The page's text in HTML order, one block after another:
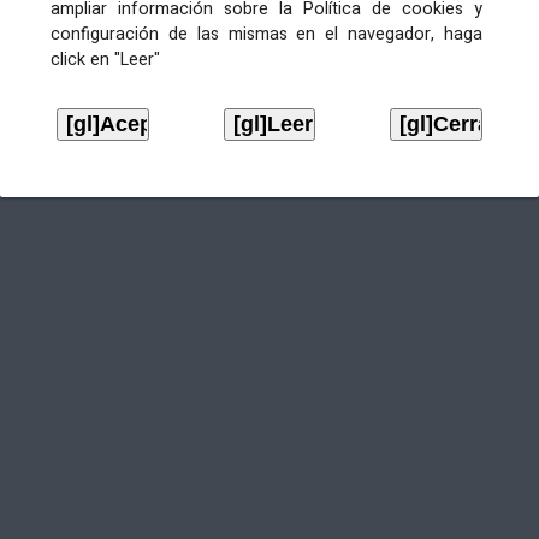
ampliar información sobre la Política de cookies y
configuración de las mismas en el navegador, haga
click en "Leer"